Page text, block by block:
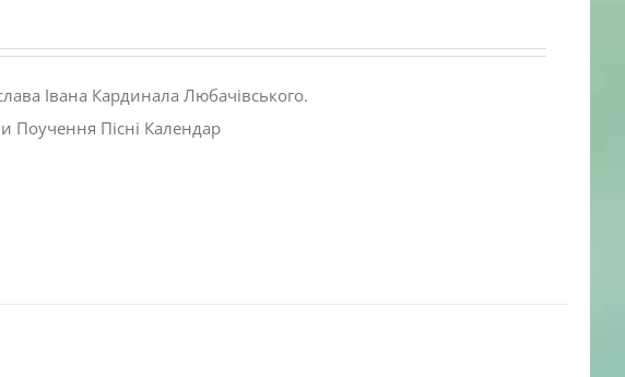
Івана Кардинала Любачівського.
Поучення Пісні Календар